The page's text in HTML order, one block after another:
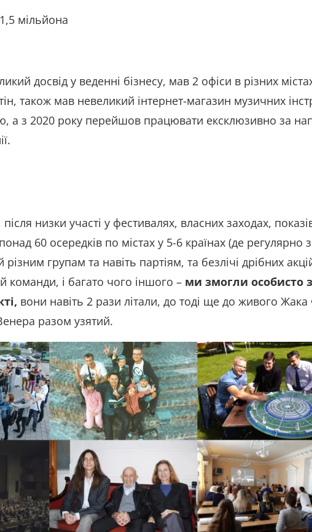
мільйона
досвід у веденні бізнесу, мав 2 офіси в різних
також мав невеликий інтернет-магазин музичних
а з 2020 року перейшов працювати ексклюзивно
після низки участі у фестивалях, власних заходах,
60 осередків по містах у 5-6 країнах (де
групам та навіть партіям, та безлічі дрібних
команди, і багато чого іншого – ми змогли особисто
вони навіть 2 рази літали, до тоді ще до живого
разом узятий.